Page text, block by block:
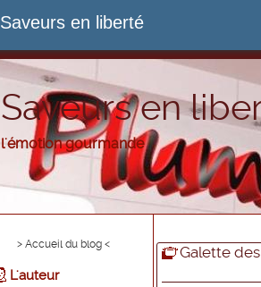
Saveurs en liberté
Saveurs en
l'émotion gourmande
> Accueil du blog <
L'auteur
Galette